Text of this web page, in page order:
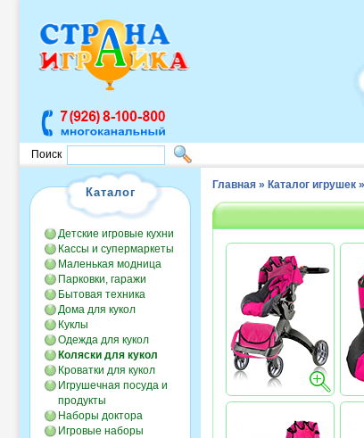
Поиск
Каталог
Детские игровые кухни
Кассы и супермаркеты
Маленькая модница
Парковки, гаражи
Бытовая техника
Дома для кукол
Куклы
Одежда для кукол
Коляски для кукол
Кроватки для кукол
Игрушечная посуда и
продукты
Наборы доктора
Игровые наборы
Главная » Каталог игрушек »